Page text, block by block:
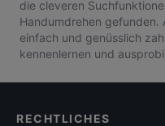
die cleveren
Handumdrehen gefunden.
einfach und genüsslich
kennenlernen und
RECHTLICHES